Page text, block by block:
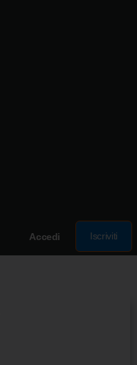
Accedi Iscriviti